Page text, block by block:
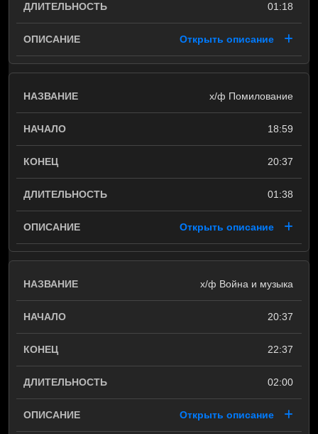
01:18
Открыть описание
х/ф Помилование
18:59
20:37
01:38
Открыть описание
х/ф Война и музыка
20:37
22:37
02:00
Открыть описание